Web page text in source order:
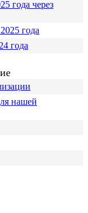
года через
года
года
нашей